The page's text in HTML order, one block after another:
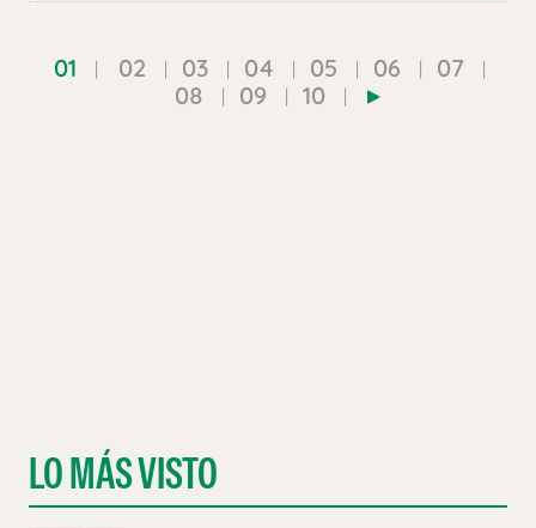
01 02 03 04 05 06
07
08
09 10
LO MÁS VISTO